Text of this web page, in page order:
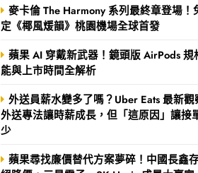
麥卡倫 The Harmony 系列最終章登場！
定《椰風煖韻》桃園機場全球首發
蘋果 AI 穿戴新武器！鏡頭版 AirPods 規
能與上市時間全解析
外送員薪水變多了嗎？Uber Eats 最新觀
外送專法讓時薪成長，但「這原因」讓接
少
蘋果尋找廉價替代方案夢碎！中國長鑫